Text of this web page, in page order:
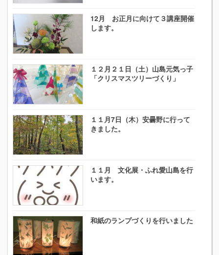
12月 お正月に向けて３講座開催
します。
１２月２１日（土）山島元気っ子
「クリスマスツリーづくり」
１１月7日（木）安曇野に行って
きました。
１１月 文化展・ふれ愛山島を行
います。
和紙のランプづくりを行いました